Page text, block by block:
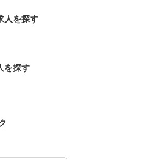
人を探す
を探す